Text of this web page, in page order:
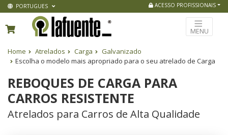
PORTUGUES ACESSO PROFISSIONAIS
MENU
Home Atrelados Carga
Galvanizado
Escolha o modelo mais apropriado para o seu atrelado de Carga
REBOQUES DE CARGA PARA
CARROS RESISTENTE
Atrelados para Carros de Alta Qualidade